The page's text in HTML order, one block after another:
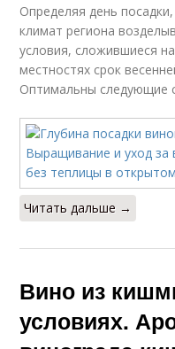
Определяя день
климат региона
условия, сложившиеся
местностях срок
Оптимальны следующие
Читать дальше →
Вино из
условиях.